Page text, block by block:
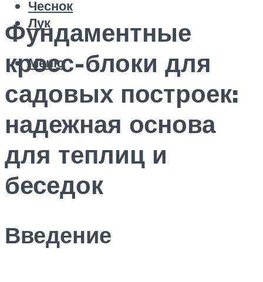
Чеснок
Лук
Меню
Фундаментные
кросс-блоки для
садовых построек:
надежная основа
для теплиц и
беседок
Введение